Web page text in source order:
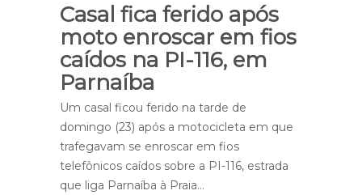
Casal fica ferido após
moto enroscar em fios
caídos na PI-116, em
Parnaíba
Um casal ficou ferido na tarde de
domingo (23) após a motocicleta em que
trafegavam se enroscar em fios
telefônicos caídos sobre a PI-116, estrada
que liga Parnaíba à Praia…